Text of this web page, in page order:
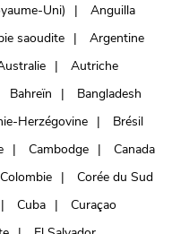
Uni)
Anguilla
saoudite
Argentine
Autriche
Bahreïn
Bangladesh
Herzégovine
Brésil
Cambodge
Canada
Colombie
Corée du Sud
Cuba
Curaçao